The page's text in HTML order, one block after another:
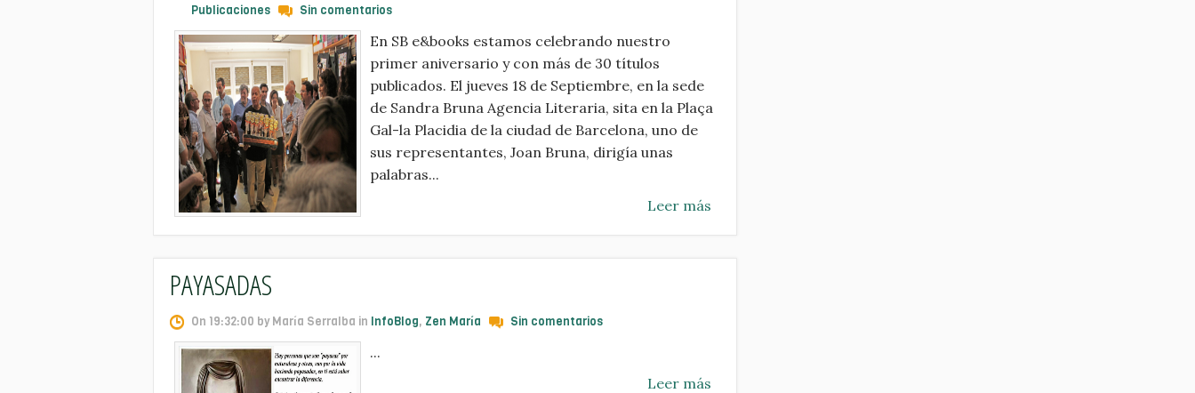
Publicaciones
Sin comentarios
En SB e&books estamos celebrando nuestro
primer aniversario y con más de 30 títulos
publicados. El jueves 18 de Septiembre, en la sede
de Sandra Bruna Agencia Literaria, sita en la Plaça
Gal-la Placidia de la ciudad de Barcelona, uno de
sus representantes, Joan Bruna, dirigía unas
palabras...
Leer más
PAYASADAS
On 19:32:00 by María Serralba in InfoBlog, Zen María Sin comentarios
...
Leer más